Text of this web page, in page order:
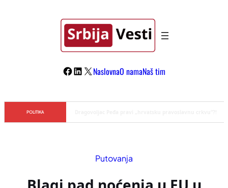
Facebook
LinkedIn
X NaslovnaO namaNaš tim
POLITIKA
Putovanja